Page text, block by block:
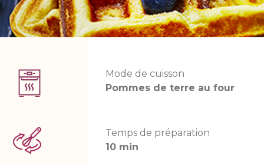
Mode de cuisson
Pommes de terre au four
Temps de préparation
10 min